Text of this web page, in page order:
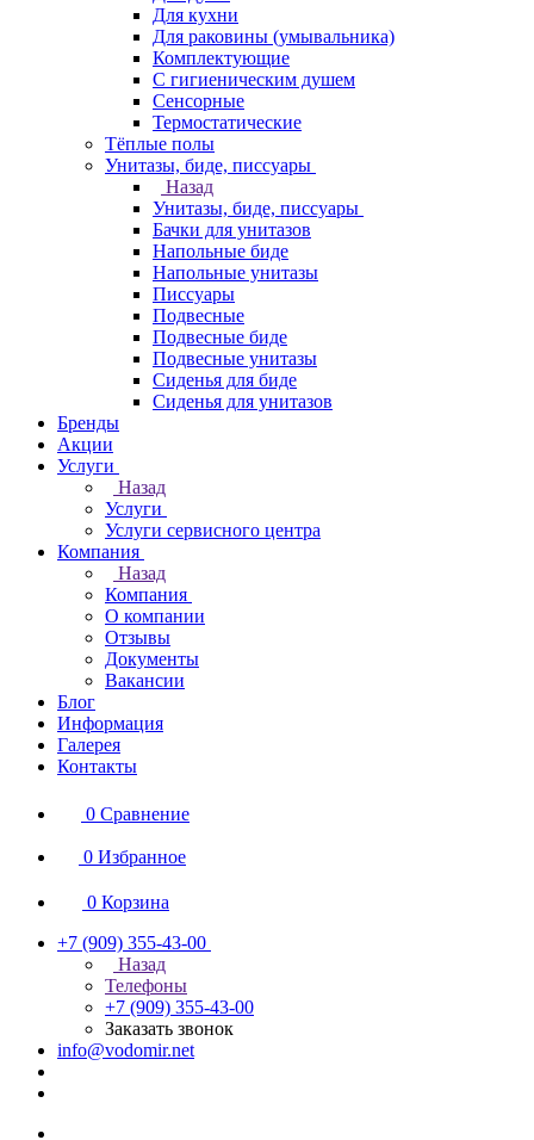
Для кухни
Для раковины (умывальника)
Комплектующие
С гигиеническим душем
Сенсорные
Термостатические
Тёплые полы
Унитазы, биде, писсуары
Назад
Унитазы, биде, писсуары
Бачки для унитазов
Напольные биде
Напольные унитазы
Писсуары
Подвесные
Подвесные биде
Подвесные унитазы
Сиденья для биде
Сиденья для унитазов
Бренды
Акции
Услуги
Назад
Услуги
Услуги сервисного центра
Компания
Назад
Компания
О компании
Отзывы
Документы
Вакансии
Блог
Информация
Галерея
Контакты
0 Сравнение
0 Избранное
0 Корзина
+7 (909) 355-43-00
Назад
Телефоны
+7 (909) 355-43-00
Заказать звонок
info@vodomir.net